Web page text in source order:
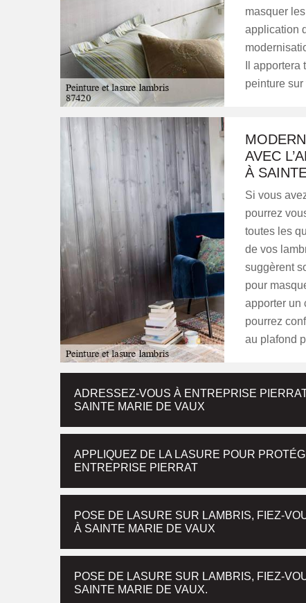
masquer
application
Il
peinture
AVEC
À
Si vous
pourrez
toutes les
de vos
suggèrent
pour
apporter un
pourrez
au plafond
ADRESSEZ-VOUS À ENTREPRISE
SAINTE MARIE DE VAUX
APPLIQUEZ DE LA LASURE POUR
ENTREPRISE PIERRAT
POSE DE LASURE SUR LAMBRIS, FIEZ-
À SAINTE MARIE DE VAUX
POSE DE LASURE SUR LAMBRIS, FIEZ-
SAINTE MARIE DE VAUX.